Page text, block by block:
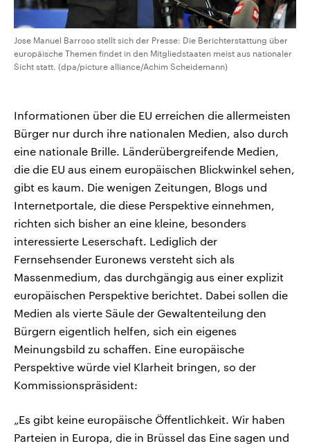
Jose Manuel Barroso stellt sich der Presse: Die Berichterstattung über
europäische Themen findet in den Mitgliedstaaten meist aus nationaler
Sicht statt. (dpa/picture alliance/Achim Scheidemann)
Informationen über die EU erreichen die allermeisten
Bürger nur durch ihre nationalen Medien, also durch
eine nationale Brille. Länderübergreifende Medien,
die die EU aus einem europäischen Blickwinkel sehen,
gibt es kaum. Die wenigen Zeitungen, Blogs und
Internetportale, die diese Perspektive einnehmen,
richten sich bisher an eine kleine, besonders
interessierte Leserschaft. Lediglich der
Fernsehsender Euronews versteht sich als
Massenmedium, das durchgängig aus einer explizit
europäischen Perspektive berichtet. Dabei sollen die
Medien als vierte Säule der Gewaltenteilung den
Bürgern eigentlich helfen, sich ein eigenes
Meinungsbild zu schaffen. Eine europäische
Perspektive würde viel Klarheit bringen, so der
Kommissionspräsident:
„Es gibt keine europäische Öffentlichkeit. Wir haben
Parteien in Europa, die in Brüssel das Eine sagen und